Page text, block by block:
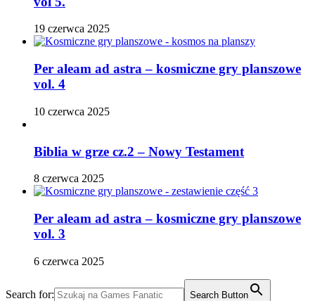
19 czerwca 2025
Per aleam ad astra – kosmiczne gry planszowe
vol. 4
10 czerwca 2025
Biblia w grze cz.2 – Nowy Testament
8 czerwca 2025
Per aleam ad astra – kosmiczne gry planszowe
vol. 3
6 czerwca 2025
Search for:
Search Button